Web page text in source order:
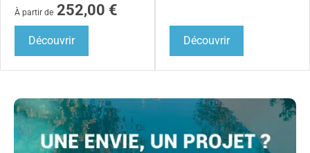
À partir de 252,00 €
Découvrir Découvrir